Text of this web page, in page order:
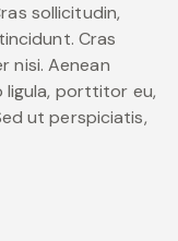
sollicitudin,
Cras
nisi. Aenean
ligula, porttitor eu,
ut perspiciatis,